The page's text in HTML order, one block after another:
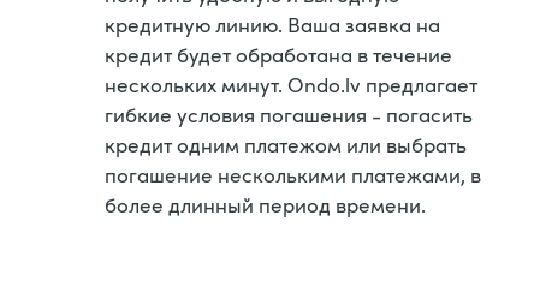
кредитную линию. Ваша заявка на
кредит будет обработана в течение
нескольких минут. Ondo.lv предлагает
гибкие условия погашения - погасить
кредит одним платежом или выбрать
погашение несколькими платежами, в
более длинный период времени.